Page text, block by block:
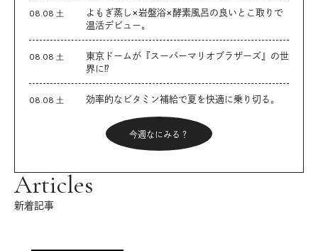
08.08 土
よもぎ蒸し×岩盤浴×酵素風呂の良いとこ取りで
温活デビュー。
08.08 土
東京ドームが『スーパーマリオブラザーズ』の世
界に⁉︎
08.08 土 効率的なビタミン補給で夏を快適に乗り切る。
今週なにみる？
Articles
新着記事